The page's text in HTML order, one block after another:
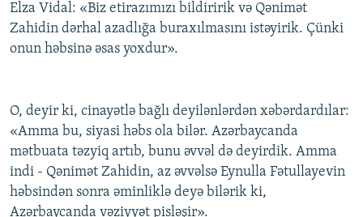
Elza Vidal: «Biz etirazımızı bildiririk və Qənimət
Zahidin dərhal azadlığa buraxılmasını istəyirik. Çünki
onun həbsinə əsas yoxdur».
O, deyir ki, cinayətlə bağlı deyilənlərdən xəbərdardılar:
«Amma bu, siyasi həbs ola bilər. Azərbaycanda
mətbuata təzyiq artıb, bunu əvvəl də deyirdik. Amma
indi - Qənimət Zahidin, az əvvəlsə Eynulla Fətullayevin
həbsindən sonra əminliklə deyə bilərik ki,
Azərbaycanda vəziyyət pisləşir».